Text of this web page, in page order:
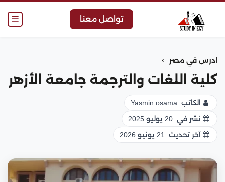
☰ تواصل معنا
ادرس في مصر ›
كلية اللغات والترجمة جامعة الأزهر
الكاتب :Yasmin osama
نشر في :20 يوليو 2025
آخر تحديث : 21 يونيو 2026